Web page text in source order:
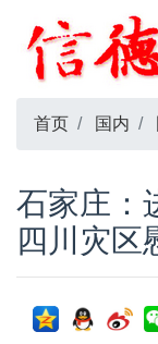
首页 国内
石家庄：
四川灾区